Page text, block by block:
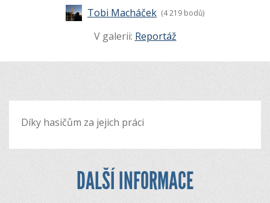
Tobi Macháček (4 219 bodů)
V galerii: Reportáž
Díky hasičům za jejich práci
DALŠÍ INFORMACE